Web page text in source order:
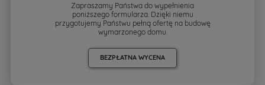
Zapraszamy Państwa do wypełnienia
poniższego formularza. Dzięki niemu
przygotujemy Państwu pełną ofertę na budowę
wymarzonego domu.
BEZPŁATNA WYCENA